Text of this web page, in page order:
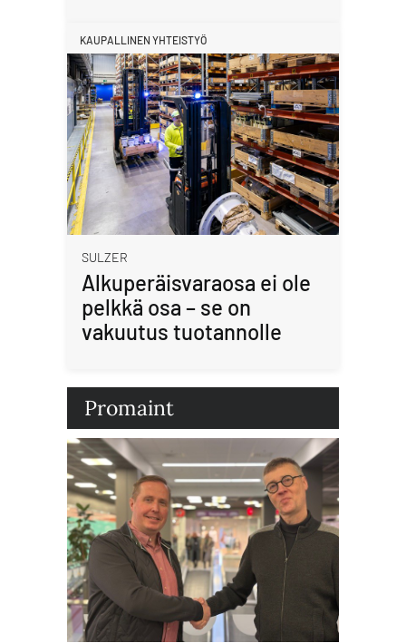
KAUPALLINEN YHTEISTYÖ
SULZER
Alkuperäisvaraosa ei ole
pelkkä osa – se on
vakuutus tuotannolle
Promaint